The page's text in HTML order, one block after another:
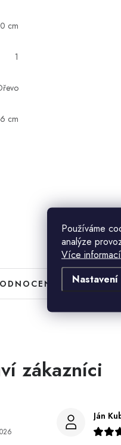
Používáme
analýze
Více informací
Nastavení
cm
1
cm
Ján